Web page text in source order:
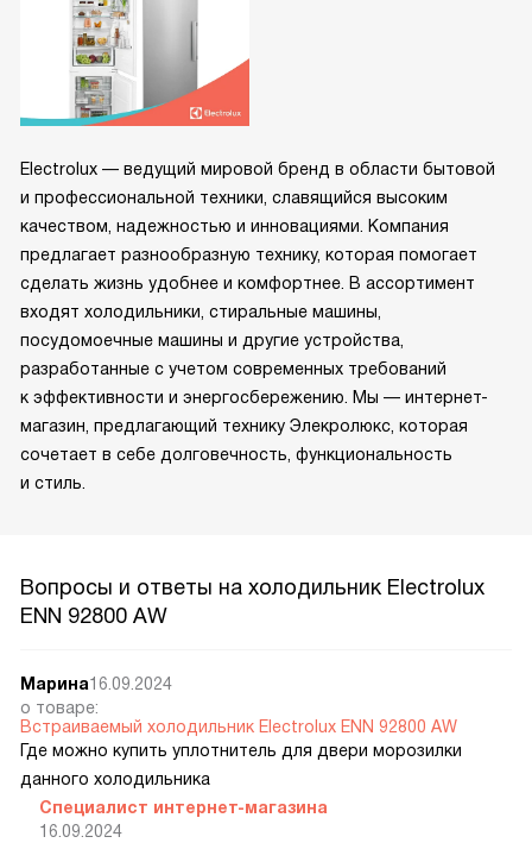
Electrolux — ведущий мировой бренд в области бытовой
и профессиональной техники, славящийся высоким
качеством, надежностью и инновациями. Компания
предлагает разнообразную технику, которая помогает
сделать жизнь удобнее и комфортнее. В ассортимент
входят холодильники, стиральные машины,
посудомоечные машины и другие устройства,
разработанные с учетом современных требований
к эффективности и энергосбережению. Мы — интернет-
магазин, предлагающий технику Элекролюкс, которая
сочетает в себе долговечность, функциональность
и стиль.
Вопросы и ответы на холодильник Electrolux
ENN 92800 AW
Марина16.09.2024
о товаре:
Встраиваемый холодильник Electrolux ENN 92800 AW
Где можно купить уплотнитель для двери морозилки
данного холодильника
Специалист интернет-магазина
16.09.2024